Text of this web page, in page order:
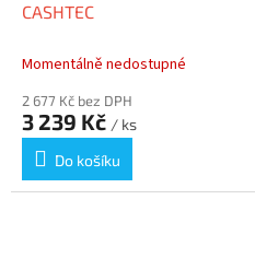
CASHTEC
Momentálně nedostupné
2 677 Kč bez DPH
3 239 Kč / ks
Do košíku